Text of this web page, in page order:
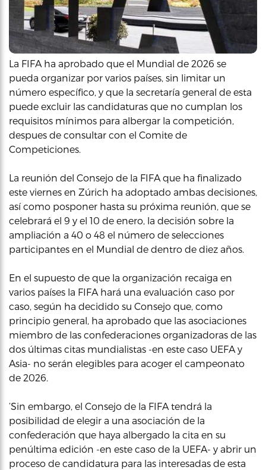
La FIFA ha aprobado que el Mundial de 2026 se
pueda organizar por varios países, sin limitar un
número específico, y que la secretaría general de esta
puede excluir las candidaturas que no cumplan los
requisitos mínimos para albergar la competición,
despues de consultar con el Comite de
Competiciones.
La reunión del Consejo de la FIFA que ha finalizado
este viernes en Zúrich ha adoptado ambas decisiones,
así como posponer hasta su próxima reunión, que se
celebrará el 9 y el 10 de enero, la decisión sobre la
ampliación a 40 o 48 el número de selecciones
participantes en el Mundial de dentro de diez años.
En el supuesto de que la organización recaiga en
varios países la FIFA hará una evaluación caso por
caso, según ha decidido su Consejo que, como
principio general, ha aprobado que las asociaciones
miembro de las confederaciones organizadoras de las
dos últimas citas mundialistas -en este caso UEFA y
Asia- no serán elegibles para acoger el campeonato
de 2026.
‘Sin embargo, el Consejo de la FIFA tendrá la
posibilidad de elegir a una asociación de la
confederación que haya albergado la cita en su
penúltima edición -en este caso de la UEFA- y abrir un
proceso de candidatura para las interesadas de esta